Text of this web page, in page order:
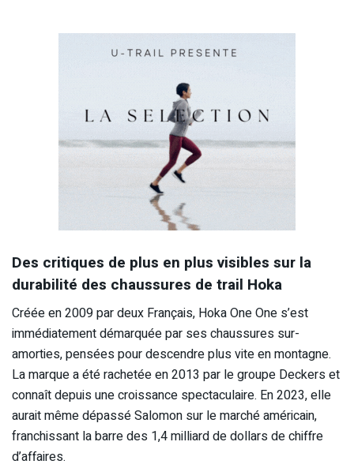
Des critiques de plus en plus visibles sur la
durabilité des chaussures de trail Hoka
Créée en 2009 par deux Français, Hoka One One s’est
immédiatement démarquée par ses chaussures sur-
amorties, pensées pour descendre plus vite en montagne.
La marque a été rachetée en 2013 par le groupe Deckers et
connaît depuis une croissance spectaculaire. En 2023, elle
aurait même dépassé Salomon sur le marché américain,
franchissant la barre des 1,4 milliard de dollars de chiffre
d’affaires.